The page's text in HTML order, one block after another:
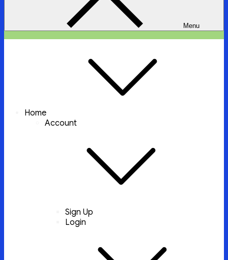
Menu
Home
Account
Sign Up
Login